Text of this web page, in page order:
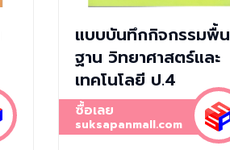
แบบบันทึกกิจกรรมพื้น
ฐาน วิทยาศาสตร์และ
เทคโนโลยี ป.4
ซื้อเลย
suksapanmall.com